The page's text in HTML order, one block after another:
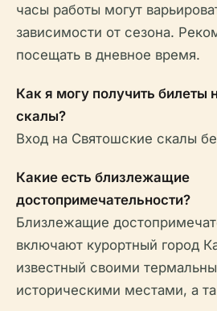
часы работы могут
зависимости от сезона.
посещать в дневное время.
Как я могу получить билеты
скалы?
Вход на Святошские скалы
Какие есть близлежащие
достопримечательности?
Близлежащие
включают курортный город
известный своими
историческими местами, а